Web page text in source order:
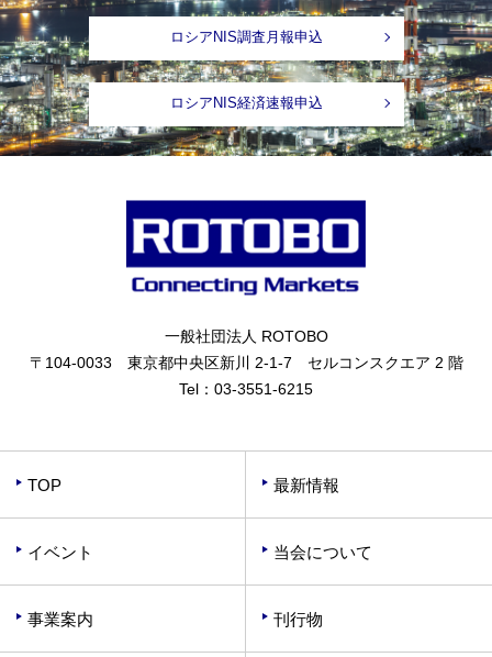
ロシアNIS調査月報申込
ロシアNIS経済速報申込
一般社団法人 ROTOBO
〒104-0033 東京都中央区新川 2-1-7 セルコンスクエア 2 階
Tel： 03-3551-6215
TOP 最新情報
イベント 当会について
事業案内 刊行物